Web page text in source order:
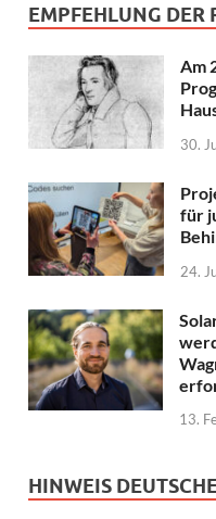
EMPFEHLUNG DER
Am
30.
für
24.
13.
HINWEIS